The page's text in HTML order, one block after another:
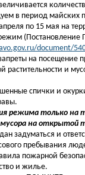
в период майских
по 15 мая на
(Постановление
document/
на посещение
растительности и
спички и
режима только на
мусора на открытой
задуматься и
пребывания
пожарной
и жилье.